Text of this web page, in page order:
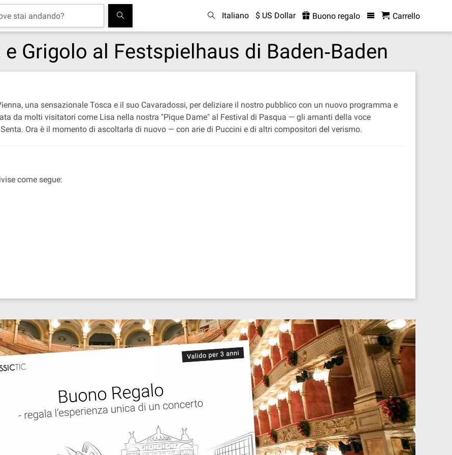
Italiano $ US Dollar Buono regalo Carrello
Grigolo al Festspielhaus di Baden‐Baden
una sensazionale Tosca e il suo Cavaradossi, per deliziare il nostro pubblico con un nuovo programma e
da molti visitatori come Lisa nella nostra "Pique Dame" al Festival di Pasqua — gli amanti della voce
Ora è il momento di ascoltarla di nuovo — con arie di Puccini e di altri compositori del verismo.
come segue: